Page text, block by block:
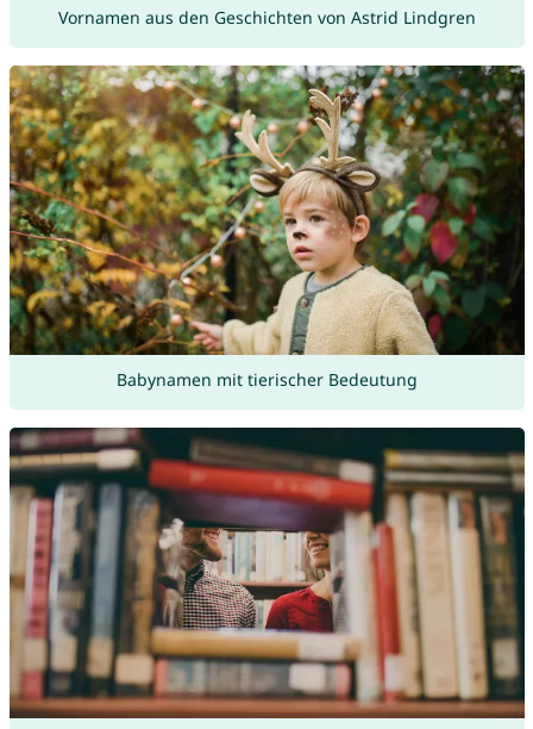
Vornamen aus den Geschichten von Astrid Lindgren
Babynamen mit tierischer Bedeutung